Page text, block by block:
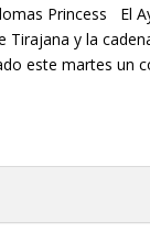
Princess El
Tirajana y la
este martes un